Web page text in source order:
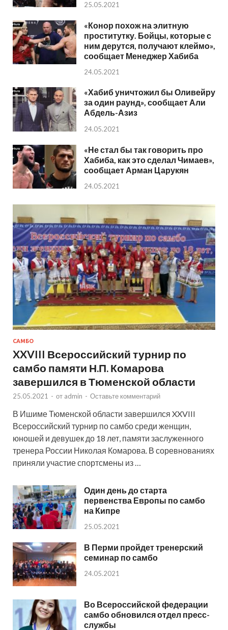
25.05.2021
«Конор похож на элитную
проститутку. Бойцы, которые с
ним дерутся, получают клеймо»,
сообщает Менеджер Хабиба
24.05.2021
«Хабиб уничтожил бы Оливейру
за один раунд», сообщает Али
Абдель-Азиз
24.05.2021
«Не стал бы так говорить про
Хабиба, как это сделал Чимаев»,
сообщает Арман Царукян
24.05.2021
САМБО
XXVIII Всероссийский турнир по
самбо памяти Н.П. Комарова
завершился в Тюменской области
25.05.2021 - от admin - Оставьте комментарий
В Ишиме Тюменской области завершился XXVIII
Всероссийский турнир по самбо среди женщин,
юношей и девушек до 18 лет, памяти заслуженного
тренера России Николая Комарова. В соревнованиях
приняли участие спортсмены из …
Один день до старта
первенства Европы по самбо
на Кипре
25.05.2021
В Перми пройдет тренерский
семинар по самбо
24.05.2021
Во Всероссийской федерации
самбо обновился отдел пресс-
службы